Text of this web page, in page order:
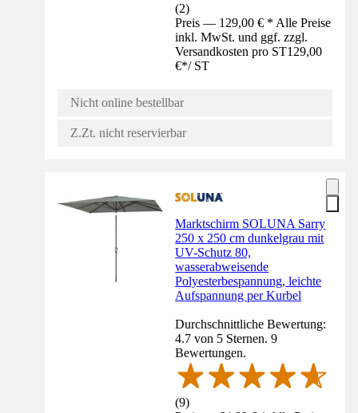
(2)
Preis — 129,00 € * Alle Preise
inkl. MwSt. und ggf. zzgl.
Versandkosten pro ST129,00
€*/ ST
Nicht online bestellbar
Z.Zt. nicht reservierbar
Marktschirm SOLUNA Sarry
250 x 250 cm dunkelgrau mit
UV-Schutz 80,
wasserabweisende
Polyesterbespannung, leichte
Aufspannung per Kurbel
Durchschnittliche Bewertung:
4.7 von 5 Sternen. 9
Bewertungen.
(9)